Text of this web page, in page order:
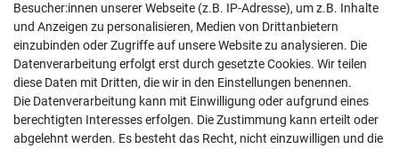
Besucher:innen unserer Webseite (z.B. IP-Adresse), um z.B. Inhalte
und Anzeigen zu personalisieren, Medien von Drittanbietern
einzubinden oder Zugriffe auf unsere Website zu analysieren. Die
Datenverarbeitung erfolgt erst durch gesetzte Cookies. Wir teilen
diese Daten mit Dritten, die wir in den Einstellungen benennen.
Die Datenverarbeitung kann mit Einwilligung oder aufgrund eines
berechtigten Interesses erfolgen. Die Zustimmung kann erteilt oder
abgelehnt werden. Es besteht das Recht, nicht einzuwilligen und die